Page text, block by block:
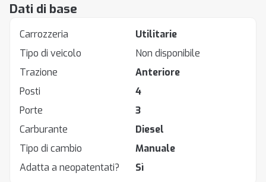
Dati di base
Carrozzeria
Utilitarie
Tipo di veicolo
Non disponibile
Trazione
Anteriore
Posti
4
Porte
3
Carburante
Diesel
Tipo di cambio
Manuale
Adatta a neopatentati?
Sì